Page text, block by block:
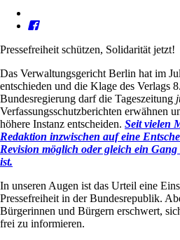
Pressefreiheit schützen, Solidarität jetzt!
Das Verwaltungsgericht Berlin hat im
entschieden und die Klage des Verlags
Bundesregierung darf die Tageszeitung
Verfassungsschutzberichten erwähnen
höhere Instanz entscheiden. Seit vielen
Redaktion inzwischen auf eine
Revision möglich oder gleich ein
ist.
In unseren Augen ist das Urteil eine
Pressefreiheit in der Bundesrepublik.
Bürgerinnen und Bürgern erschwert,
frei zu informieren.